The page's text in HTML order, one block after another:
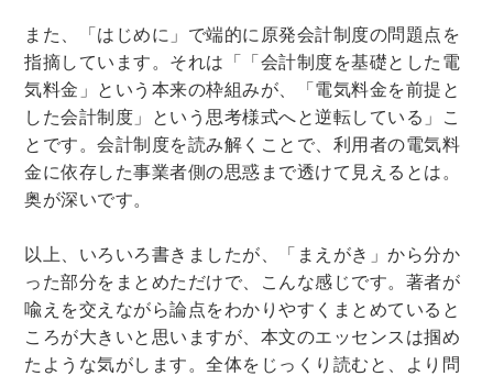
また、「はじめに」で端的に原発会計制度の問題点を
指摘しています。それは「「会計制度を基礎とした電
気料金」という本来の枠組みが、「電気料金を前提と
した会計制度」という思考様式へと逆転している」こ
とです。会計制度を読み解くことで、利用者の電気料
金に依存した事業者側の思惑まで透けて見えるとは。
奥が深いです。
以上、いろいろ書きましたが、「まえがき」から分か
った部分をまとめただけで、こんな感じです。著者が
喩えを交えながら論点をわかりやすくまとめていると
ころが大きいと思いますが、本文のエッセンスは掴め
たような気がします。全体をじっくり読むと、より問